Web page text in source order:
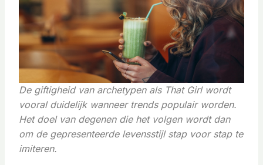
De giftigheid van archetypen als That Girl wordt
vooral duidelijk wanneer trends populair worden.
Het doel van degenen die het volgen wordt dan
om de gepresenteerde levensstijl stap voor stap te
imiteren.